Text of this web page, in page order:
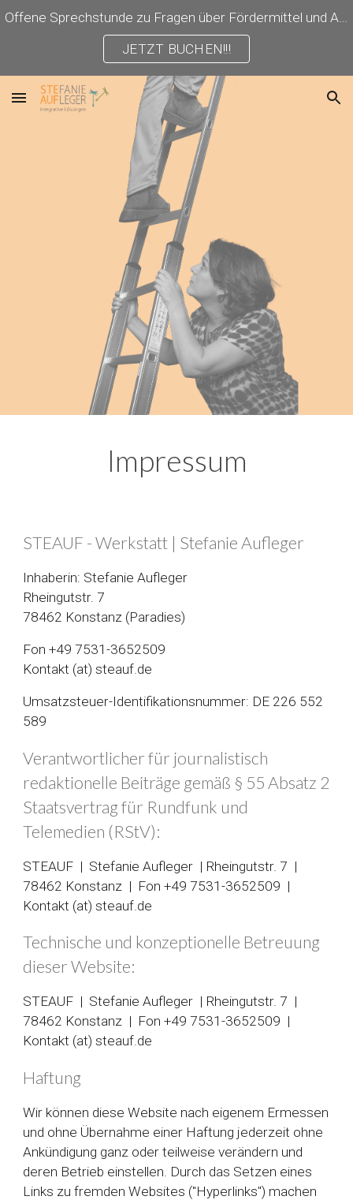
Skip to main content
Offene Sprechstunde zu Fragen über Fördermittel und Antragstellung!
JETZT BUCHEN!!!
Impressum
STEAUF - Werkstatt | Stefanie Aufleger
Inhaberin: Stefanie Aufleger
Rheingutstr. 7
78462 Konstanz (Paradies)
Fon +49 7531-3652509
Kontakt (at) steauf.de
Umsatzsteuer-Identifikationsnummer: DE 226 552
589
Verantwortlicher für journalistisch
redaktionelle Beiträge gemäß § 55 Absatz 2
Staatsvertrag für Rundfunk und
Telemedien (RStV):
STEAUF | Stefanie Aufleger | Rheingutstr. 7 |
78462 Konstanz | Fon +49 7531-3652509 |
Kontakt (at) steauf.de
Technische und konzeptionelle Betreuung
dieser Website:
STEAUF | Stefanie Aufleger | Rheingutstr. 7 |
78462 Konstanz | Fon +49 7531-3652509 |
Kontakt (at) steauf.de
Haftung
Wir können diese Website nach eigenem Ermessen
und ohne Übernahme einer Haftung jederzeit ohne
Ankündigung ganz oder teilweise verändern und
deren Betrieb einstellen. Durch das Setzen eines
Links zu fremden Websites ("Hyperlinks") machen